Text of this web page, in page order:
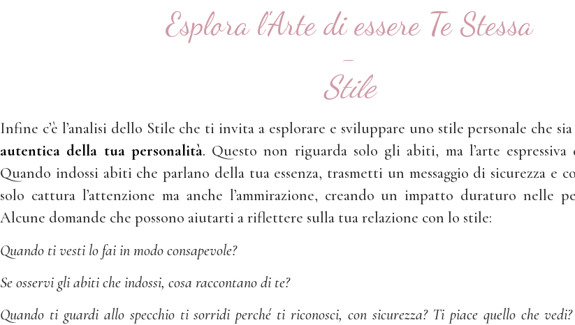
Esplora l'Arte di essere Te Stessa
-
Stile
Infine c’è l’analisi dello Stile che ti invita a esplorare e sviluppare uno stile personale che
autentica della tua personalità. Questo non riguarda solo gli abiti, ma l’arte
Quando indossi abiti che parlano della tua essenza, trasmetti un messaggio di sicurezza e
solo cattura l’attenzione ma anche l’ammirazione, creando un impatto duraturo nelle
Alcune domande che possono aiutarti a riflettere sulla tua relazione con lo stile:
Quando ti vesti lo fai in modo consapevole?
Se osservi gli abiti che indossi, cosa raccontano di te?
Quando ti guardi allo specchio ti sorridi perché ti riconosci, con sicurezza? Ti piace quello che